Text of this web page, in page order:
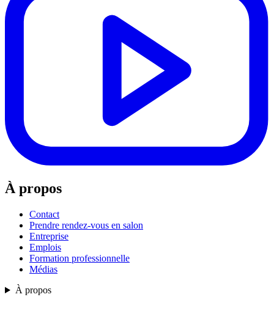
À propos
Contact
Prendre rendez-vous en salon
Entreprise
Emplois
Formation professionnelle
Médias
À propos